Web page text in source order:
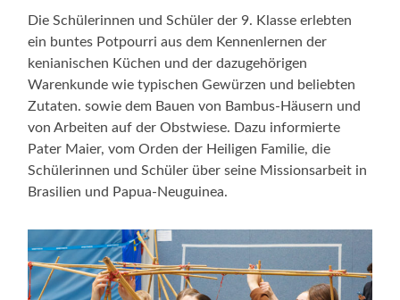
Die Schülerinnen und Schüler der 9. Klasse erlebten
ein buntes Potpourri aus dem Kennenlernen der
kenianischen Küchen und der dazugehörigen
Warenkunde wie typischen Gewürzen und beliebten
Zutaten. sowie dem Bauen von Bambus-Häusern und
von Arbeiten auf der Obstwiese. Dazu informierte
Pater Maier, vom Orden der Heiligen Familie, die
Schülerinnen und Schüler über seine Missionsarbeit in
Brasilien und Papua-Neuguinea.